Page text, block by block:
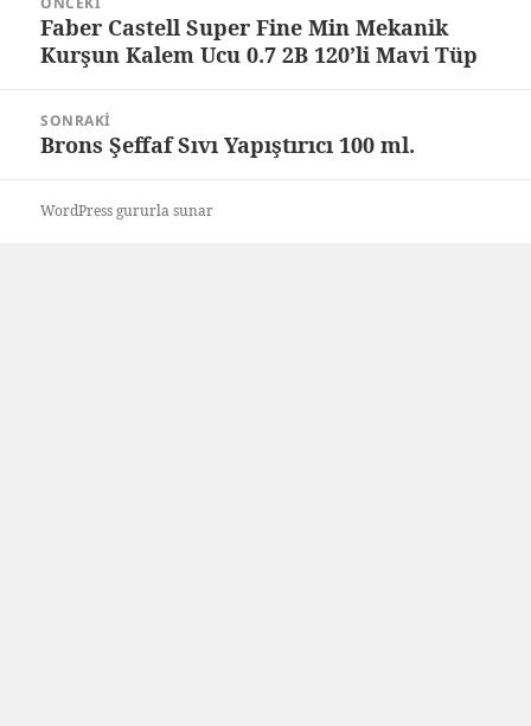
gezinmesi
Önceki
yazı:
Faber Castell Super Fine Min Mekanik
Kurşun Kalem Ucu 0.7 2B 120’li Mavi Tüp
SONRAKI
Sonraki
Brons Şeffaf Sıvı Yapıştırıcı 100 ml.
WordPress gururla sunar